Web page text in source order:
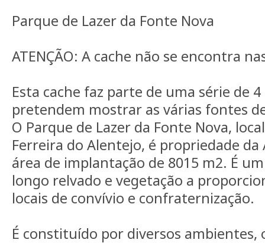
Parque de Lazer da Fonte Nova
ATENÇÃO: A cache não se encontra
Esta cache faz parte de uma série de
pretendem mostrar as várias fontes
O Parque de Lazer da Fonte Nova,
Ferreira do Alentejo, é propriedade
área de implantação de 8015 m2. É
longo relvado e vegetação a
locais de convívio e confraternização.
É constituído por diversos ambientes,